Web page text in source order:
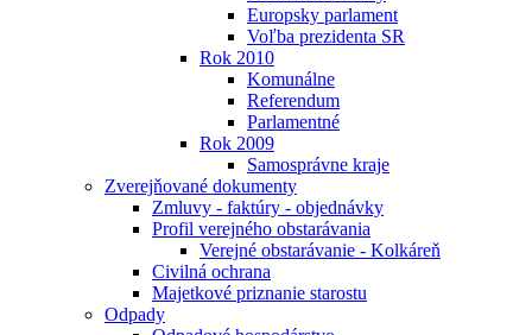
Europsky parlament
Voľba prezidenta SR
Rok 2010
Komunálne
Referendum
Parlamentné
Rok 2009
Samosprávne kraje
Zverejňované dokumenty
Zmluvy - faktúry - objednávky
Profil verejného obstarávania
Verejné obstarávanie - Kolkáreň
Civilná ochrana
Majetkové priznanie starostu
Odpady